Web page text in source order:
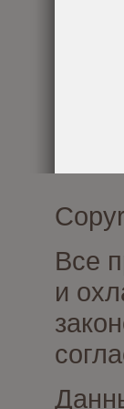
Все
и